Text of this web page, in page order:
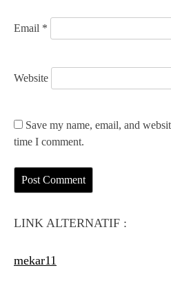
Email *
Website
Save my name, email, and
time I comment.
LINK ALTERNATIF :
mekar11